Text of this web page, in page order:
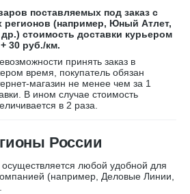
поставляемых под заказ с
регионов (например, Юный Атлет,
стоимость доставки курьером
30 руб./км.
принять заказ в
время, покупатель обязан
магазин не менее чем за 1
В ином случае стоимость
в 2 раза.
России
осуществляется любой удобной для
(например, Деловые Линии,